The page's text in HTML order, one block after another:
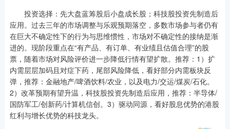
投资选择：先大盘蓝筹股后小盘成长股；科技股投资先制造后
应用。过去三年的市场调整与乐观预期落空，多数市场参与者仍有
在巨大不确定性下的行为与思维惯性，市场对不确定性的接纳是渐
进的。现阶段重点在“有产品、有订单、有业绩且估值合理”的股
票，随着市场对风险评价进一步降低行情有望扩散。推荐：1）扩
内需层层加码且对症下药，尾部风险降低，看好部分内需板块反
弹，推荐：金融地产/啤酒饮料/农业，以及电力/交运/煤炭/石化。
2）改革预期有望升温，科技股投资先制造后应用，推荐：半导体/
国防军工/创新药/计算机信创。3）驱动同源，看好股息优势的港股
红利与增长优势的科技龙头。